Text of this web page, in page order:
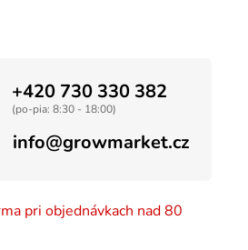
+420 730 330 382
(po-pia: 8:30 - 18:00)
info@growmarket.cz
pri objednávkach nad 80